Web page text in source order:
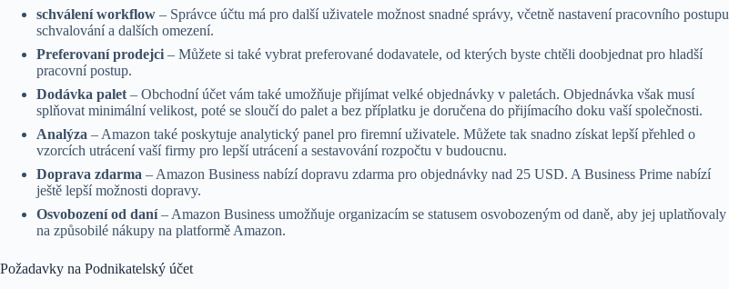
schválení workflow – Správce účtu má pro další uživatele možnost snadné správy, včetně nastavení pracovního postupu
schvalování a dalších omezení.
Preferovaní prodejci – Můžete si také vybrat preferované dodavatele, od kterých byste chtěli doobjednat pro hladší
pracovní postup.
Dodávka palet – Obchodní účet vám také umožňuje přijímat velké objednávky v paletách. Objednávka však musí
splňovat minimální velikost, poté se sloučí do palet a bez příplatku je doručena do přijímacího doku vaší společnosti.
Analýza – Amazon také poskytuje analytický panel pro firemní uživatele. Můžete tak snadno získat lepší přehled o
vzorcích utrácení vaší firmy pro lepší utrácení a sestavování rozpočtu v budoucnu.
Doprava zdarma – Amazon Business nabízí dopravu zdarma pro objednávky nad 25 USD. A Business Prime nabízí
ještě lepší možnosti dopravy.
Osvobození od daní– Amazon Business umožňuje organizacím se statusem osvobozeným od daně, aby jej uplatňovaly
na způsobilé nákupy na platformě Amazon.
Požadavky na Podnikatelský účet